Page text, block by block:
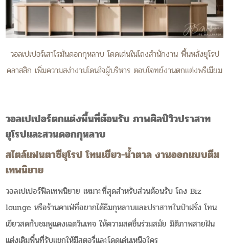
วอลเปเปอร์เสาโรมันดอกกุหลาบ โดดเด่นในโถงสำนักงาน พื้นหลังยุโรป
คลาสสิก เพิ่มความสง่างามโดนใจผู้บริหาร ตอบโจทย์งานตกแต่งพรีเมียม
วอลเปเปอร์ตกแต่งพื้นที่ต้อนรับ ภาพศิลป์วิวปราสาท
ยุโรปและสวนดอกกุหลาบ
สไตล์แฟนตาซียุโรป โทนเขียว-น้ำตาล งานออกแบบตีม
เทพนิยาย
วอลเปเปอร์ฟีลเทพนิยาย เหมาะที่สุดสำหรับส่วนต้อนรับ โถง Biz
lounge หรือร้านคาเฟ่ที่อยากได้ธีมกุหลาบและปราสาทในป่าฝรั่ง โทน
เขียวสดกับชมพูแดงเฉดวินเทจ ให้ความสดชื่นร่วมสมัย มิติภาพสายฝัน
แต่งเติมพื้นที่รับแขกให้มีสตอรี่และโดดเด่นเหนือใคร